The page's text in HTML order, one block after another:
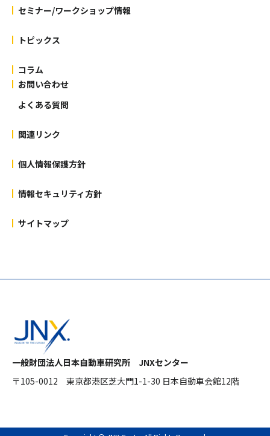
セミナー/ワークショップ情報
トピックス
コラム
お問い合わせ
よくある質問
関連リンク
個人情報保護方針
情報セキュリティ方針
サイトマップ
一般財団法人日本自動車研究所 JNXセンター
〒105-0012 東京都港区芝大門1-1-30 日本自動車会館12階